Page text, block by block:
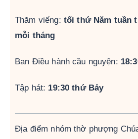
Thăm viếng: tối thứ Năm tuần
mỗi tháng
Ban Điều hành cầu nguyện:
Tập hát: 19:30 thứ Bảy
Địa điểm nhóm thờ phượng